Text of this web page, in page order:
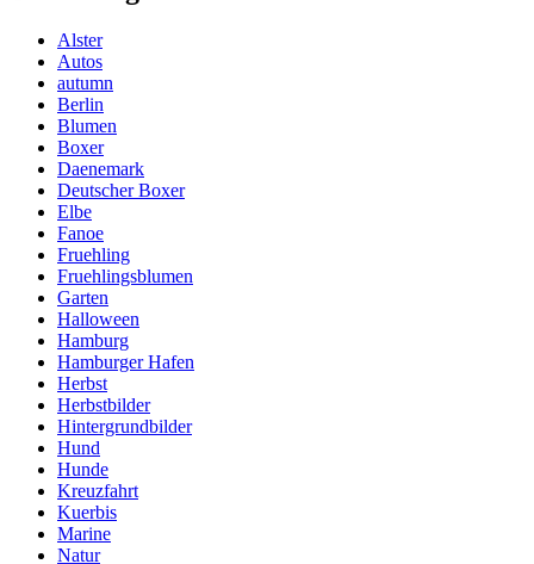
Alster
Autos
autumn
Berlin
Blumen
Boxer
Daenemark
Deutscher Boxer
Elbe
Fanoe
Fruehling
Fruehlingsblumen
Garten
Halloween
Hamburg
Hamburger Hafen
Herbst
Herbstbilder
Hintergrundbilder
Hund
Hunde
Kreuzfahrt
Kuerbis
Marine
Natur